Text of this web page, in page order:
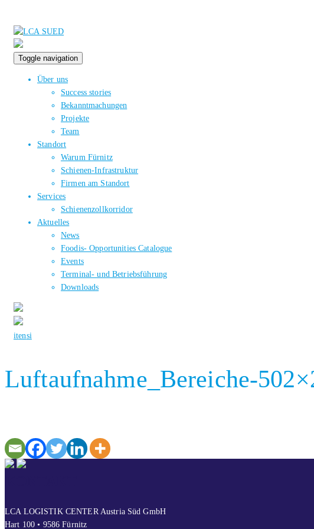
Toggle navigation
Über uns
Success stories
Bekanntmachungen
Projekte
Team
Standort
Warum Fürnitz
Schienen-Infrastruktur
Firmen am Standort
Services
Schienenzollkorridor
Aktuelles
News
Foodis- Opportunities Catalogue
Events
Terminal- und Betriebsführung
Downloads
itensi
Luftaufnahme_Bereiche-
LCA LOGISTIK CENTER Austria Süd GmbH
Hart 100 • 9586 Fürnitz